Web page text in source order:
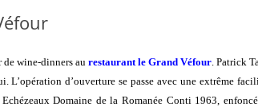
de wine-dinners au restaurant le Grand Véfour . Patrick
L’opération d’ouverture se passe avec une extrême
Domaine de la Romanée Conti 1963,